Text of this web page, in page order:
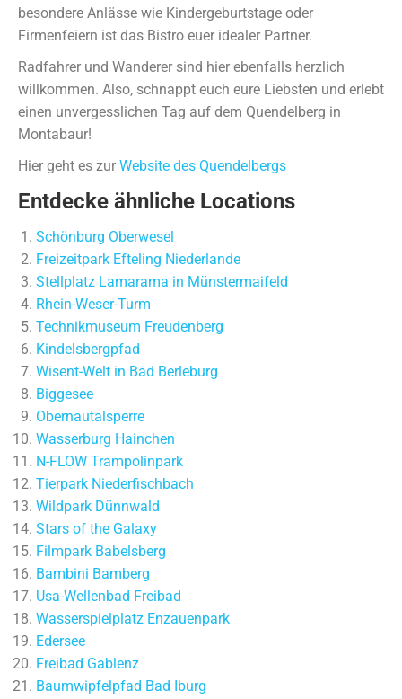
besondere Anlässe wie Kindergeburtstage oder
Firmenfeiern ist das Bistro euer idealer Partner.
Radfahrer und Wanderer sind hier ebenfalls herzlich
willkommen. Also, schnappt euch eure Liebsten und erlebt
einen unvergesslichen Tag auf dem Quendelberg in
Montabaur!
Hier geht es zur Website des Quendelbergs
Entdecke ähnliche Locations
Schönburg Oberwesel
Freizeitpark Efteling Niederlande
Stellplatz Lamarama in Münstermaifeld
Rhein-Weser-Turm
Technikmuseum Freudenberg
Kindelsbergpfad
Wisent-Welt in Bad Berleburg
Biggesee
Obernautalsperre
Wasserburg Hainchen
N-FLOW Trampolinpark
Tierpark Niederfischbach
Wildpark Dünnwald
Stars of the Galaxy
Filmpark Babelsberg
Bambini Bamberg
Usa-Wellenbad Freibad
Wasserspielplatz Enzauenpark
Edersee
Freibad Gablenz
Baumwipfelpfad Bad Iburg